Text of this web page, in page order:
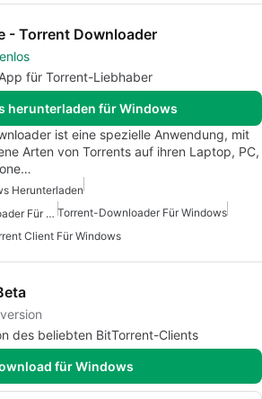
- Torrent Downloader
für Torrent-Liebhaber
herunterladen für Windows
ist eine spezielle Anwendung, mit
Arten von Torrents auf ihren Laptop, PC,
Herunterladen
Kostenloser Torrent-Downloader Für Windows Torrent-Downloader Für Windows
Client Für Windows
des beliebten BitTorrent-Clients
für Windows